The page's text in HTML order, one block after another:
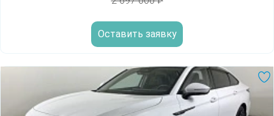
Оставить заявку